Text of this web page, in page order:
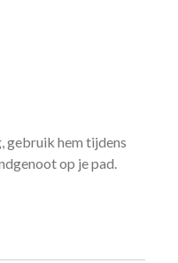
gebruik hem tijdens
op je pad.